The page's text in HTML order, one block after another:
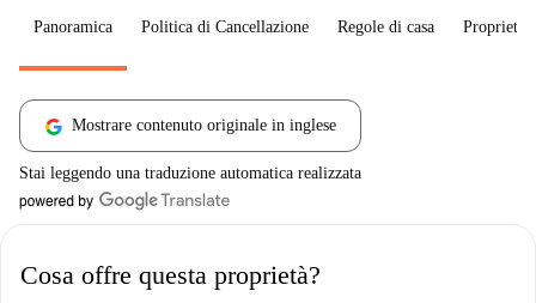
Panoramica Politica di Cancellazione Regole di casa
Mostrare contenuto originale in inglese
Stai leggendo una traduzione automatica realizzata
Cosa offre questa proprietà?